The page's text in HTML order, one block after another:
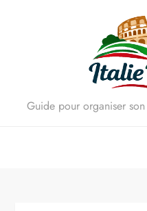
Guide pour organiser